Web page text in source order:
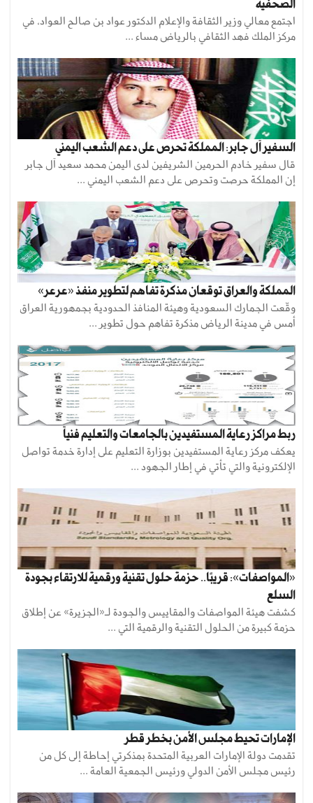
الصحفية
اجتمع معالي وزير الثقافة والإعلام الدكتور عواد بن صالح العواد، في
مركز الملك فهد الثقافي بالرياض مساء ...
السفير آل جابر: المملكة تحرص على دعم الشعب اليمني
قال سفير خادم الحرمين الشريفين لدى اليمن محمد سعيد آل جابر
إن المملكة حرصت وتحرص على دعم الشعب اليمني ...
المملكة والعراق توقعان مذكرة تفاهم لتطوير منفذ «عرعر»
وقّعت الجمارك السعودية وهيئة المنافذ الحدودية بجمهورية العراق
أمس في مدينة الرياض مذكرة تفاهم حول تطوير ...
ربط مراكز رعاية المستفيدين بالجامعات والتعليم فنياً
يعكف مركز رعاية المستفيدين بوزارة التعليم على إدارة خدمة تواصل
الإلكترونية والتي تأتي في إطار الجهود ...
«المواصفات»: قريبًا.. حزمة حلول تقنية ورقمية للارتقاء بجودة
السلع
كشفت هيئة المواصفات والمقاييس والجودة لـ«الجزيرة» عن إطلاق
حزمة كبيرة من الحلول التقنية والرقمية التي ...
الإمارات تحيط مجلس الأمن بخطر قطر
تقدمت دولة الإمارات العربية المتحدة بمذكرتي إحاطة إلى كل من
رئيس مجلس الأمن الدولي ورئيس الجمعية العامة ...